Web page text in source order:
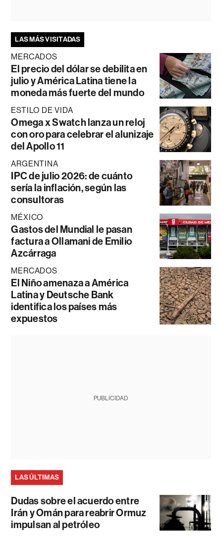
LAS MÁS VISITADAS
MERCADOS
El precio del dólar se debilita en
julio y América Latina tiene la
moneda más fuerte del mundo
ESTILO DE VIDA
Omega x Swatch lanza un reloj
con oro para celebrar el alunizaje
del Apollo 11
ARGENTINA
IPC de julio 2026: de cuánto
sería la inflación, según las
consultoras
MÉXICO
Gastos del Mundial le pasan
factura a Ollamani de Emilio
Azcárraga
MERCADOS
El Niño amenaza a América
Latina y Deutsche Bank
identifica los países más
expuestos
PUBLICIDAD
LAS ÚLTIMAS
Dudas sobre el acuerdo entre
Irán y Omán para reabrir Ormuz
impulsan al petróleo